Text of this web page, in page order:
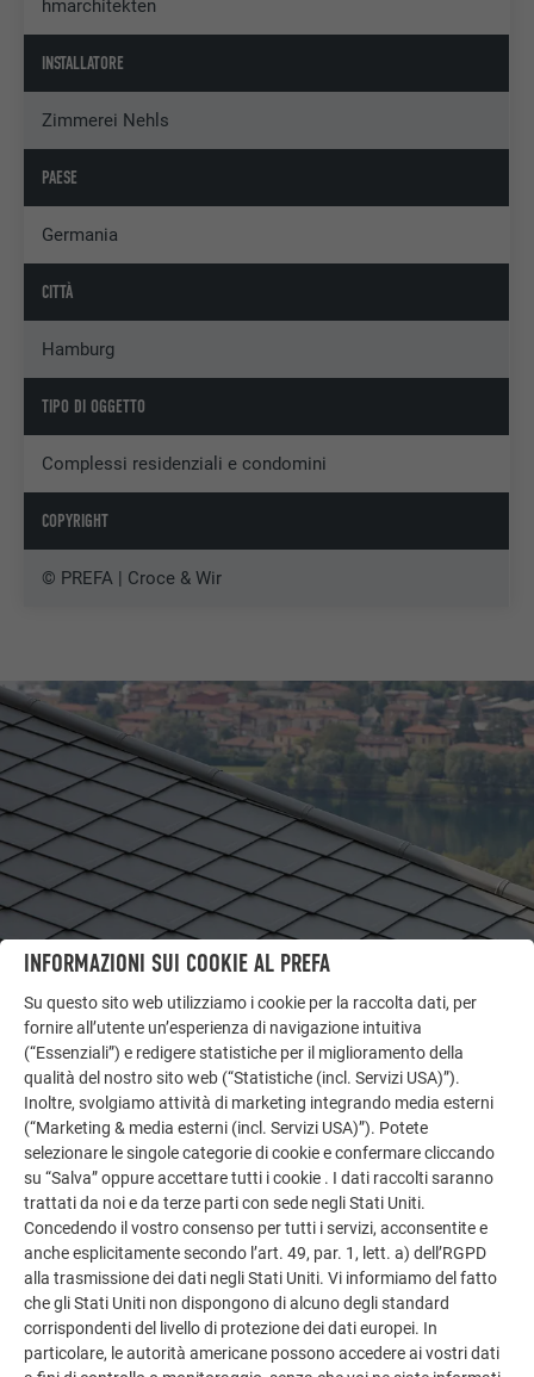
hmarchitekten
INSTALLATORE
Zimmerei Nehls
PAESE
Germania
CITTÀ
Hamburg
TIPO DI OGGETTO
Complessi residenziali e condomini
COPYRIGHT
© PREFA | Croce & Wir
LASCIATI ISPIRARE
ALTRI OGGETTI
La galleria di riferimento PREFA mostra la versatilità
dell’alluminio. Scoprite altri progetti straordinari con le
soluzioni in alluminio durevoli di PREFA per tetti,
impianti solari e facciate.
GUARDA ALTRE REFERENZE
INFORMAZIONI SUI COOKIE AL PREFA
Su questo sito web utilizziamo i cookie per la raccolta dati, per
fornire all’utente un’esperienza di navigazione intuitiva
(“Essenziali”) e redigere statistiche per il miglioramento della
qualità del nostro sito web (“Statistiche (incl. Servizi USA)”).
Inoltre, svolgiamo attività di marketing integrando media esterni
(“Marketing & media esterni (incl. Servizi USA)”). Potete
selezionare le singole categorie di cookie e confermare cliccando
su “Salva” oppure accettare tutti i cookie . I dati raccolti saranno
trattati da noi e da terze parti con sede negli Stati Uniti.
Concedendo il vostro consenso per tutti i servizi, acconsentite e
anche esplicitamente secondo l’art. 49, par. 1, lett. a) dell’RGPD
alla trasmissione dei dati negli Stati Uniti. Vi informiamo del fatto
che gli Stati Uniti non dispongono di alcuno degli standard
corrispondenti del livello di protezione dei dati europei. In
particolare, le autorità americane possono accedere ai vostri dati